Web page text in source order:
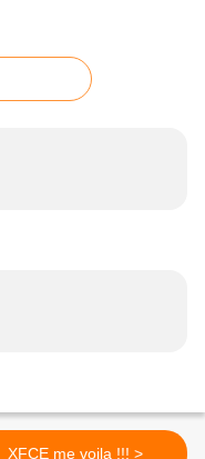
XFCE me voila !!! >